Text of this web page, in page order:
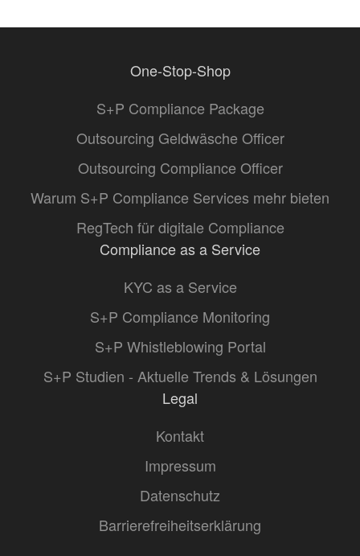
One-Stop-Shop
S+P Compliance Package
Outsourcing Geldwäsche Officer
Outsourcing Compliance Officer
Warum S+P Compliance Services mehr bieten
RegTech für digitale Compliance
Compliance as a Service
KYC as a Service
S+P Compliance Monitoring
S+P Whistleblowing Portal
S+P Studien - Aktuelle Trends & Lösungen
Legal
Kontakt
Impressum
Datenschutz
Barrierefreiheitserklärung